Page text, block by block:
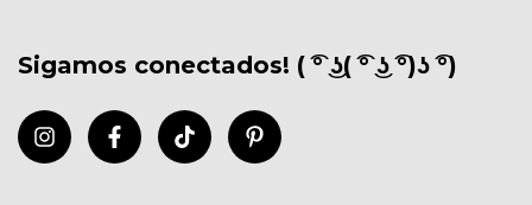
Sigamos conectados! ( ͡° ͜ʖ( ͡° ͜ʖ ͡°)ʖ ͡°)